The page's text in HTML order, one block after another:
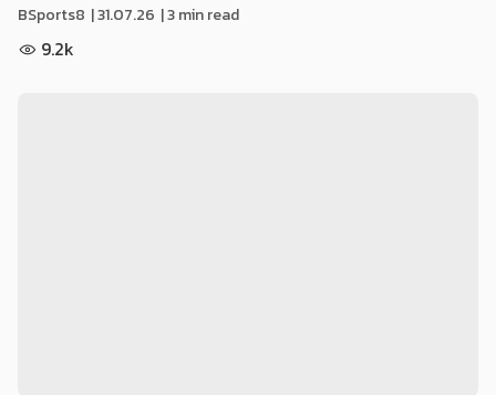
BSports8 |31.07.26 | 3 min read
9.2k